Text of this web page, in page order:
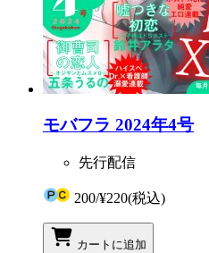
モバフラ 2024年4号
先行配信
200/¥220(税込)
カートに追加